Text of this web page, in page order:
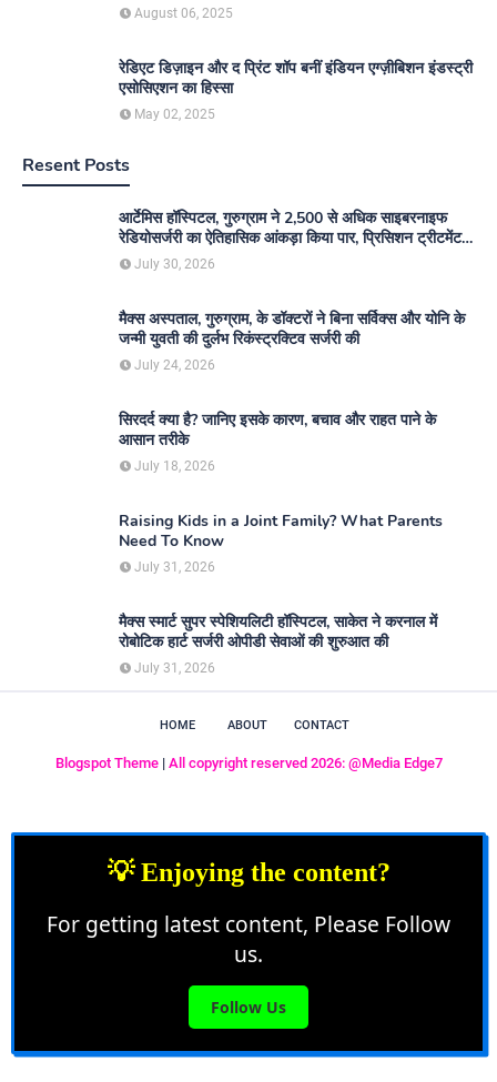
August 06, 2025
रेडिएट डिज़ाइन और द प्रिंट शॉप बनीं इंडियन एग्ज़ीबिशन इंडस्ट्री
एसोसिएशन का हिस्सा
May 02, 2025
Resent Posts
आर्टेमिस हॉस्पिटल, गुरुग्राम ने 2,500 से अधिक साइबरनाइफ
रेडियोसर्जरी का ऐतिहासिक आंकड़ा किया पार, प्रिसिशन ट्रीटमेंट में
मजबूत की अपनी अग्रणी पहचान
July 30, 2026
मैक्स अस्पताल, गुरुग्राम, के डॉक्टरों ने बिना सर्विक्स और योनि के
जन्मी युवती की दुर्लभ रिकंस्ट्रक्टिव सर्जरी की
July 24, 2026
सिरदर्द क्या है? जानिए इसके कारण, बचाव और राहत पाने के
आसान तरीके
July 18, 2026
Raising Kids in a Joint Family? What Parents
Need To Know
July 31, 2026
मैक्स स्मार्ट सुपर स्पेशियलिटी हॉस्पिटल, साकेत ने करनाल में
रोबोटिक हार्ट सर्जरी ओपीडी सेवाओं की शुरुआत की
July 31, 2026
HOME ABOUT CONTACT
Blogspot Theme| All copyright reserved 2026: @Media Edge7
💡 Enjoying the content?
For getting latest content, Please Follow
us.
Follow Us